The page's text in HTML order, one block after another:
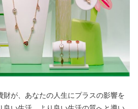
財が、あなたの人生にプラスの影響を